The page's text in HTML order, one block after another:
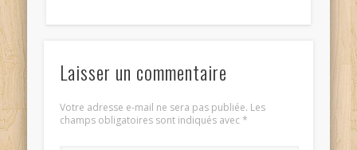
Laisser un commentaire
Votre adresse e-mail ne sera pas publiée. Les
champs obligatoires sont indiqués avec*